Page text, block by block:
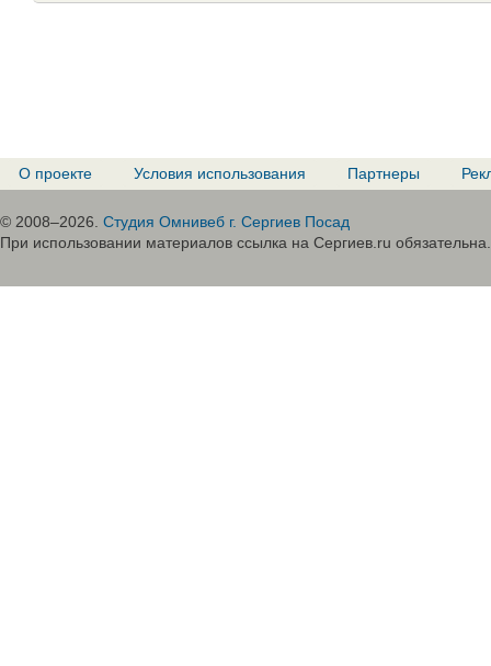
О проекте Условия использования Партнеры
© 2008–2026. Студия Омнивеб г. Сергиев Посад
При использовании материалов ссылка на Сергиев.ru обязательна.